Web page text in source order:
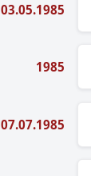
03.05.1985
1985
07.07.1985